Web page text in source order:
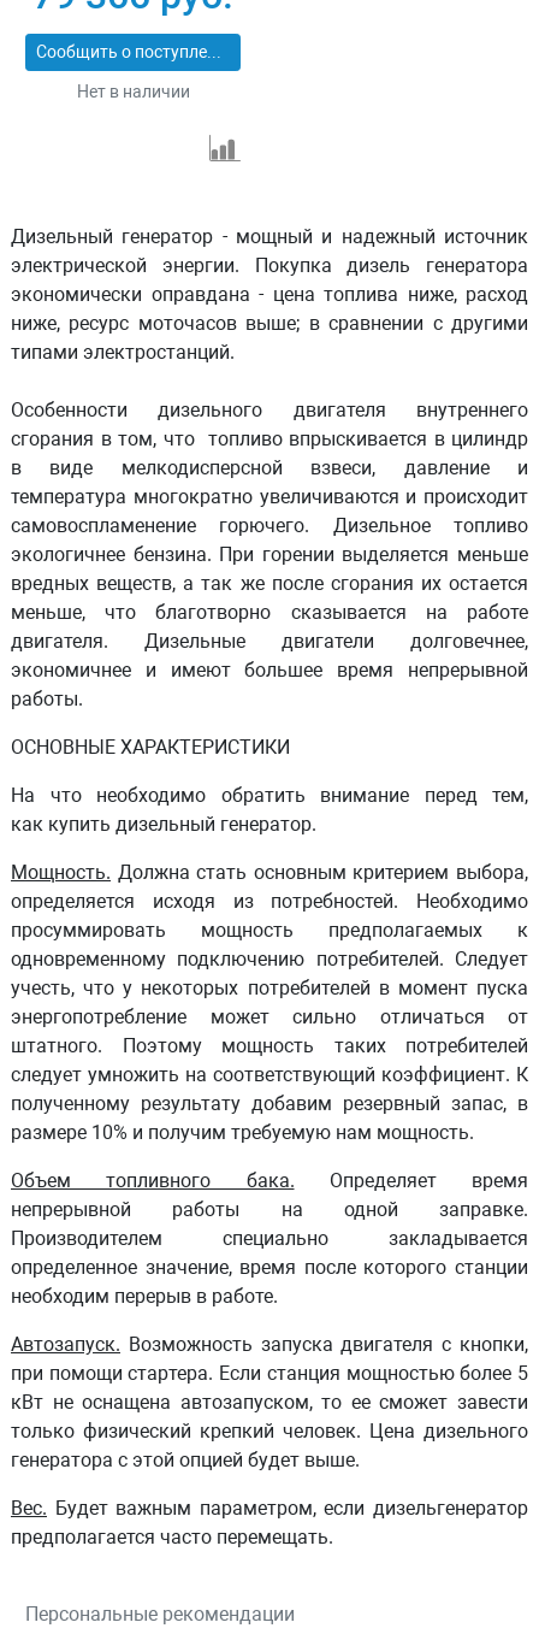
Сообщить о поступлении
Нет в наличии
Дизельный генератор - мощный и надежный источник
электрической энергии. Покупка дизель генератора
экономически оправдана - цена топлива ниже, расход
ниже, ресурс моточасов выше; в сравнении с другими
типами электростанций.
Особенности дизельного двигателя внутреннего
сгорания в том, что топливо впрыскивается в цилиндр
в виде мелкодисперсной взвеси, давление и
температура многократно увеличиваются и происходит
самовоспламенение горючего. Дизельное топливо
экологичнее бензина. При горении выделяется меньше
вредных веществ, а так же после сгорания их остается
меньше, что благотворно сказывается на работе
двигателя. Дизельные двигатели долговечнее,
экономичнее и имеют большее время непрерывной
работы.
ОСНОВНЫЕ ХАРАКТЕРИСТИКИ
На что необходимо обратить внимание перед тем,
как купить дизельный генератор.
Мощность. Должна стать основным критерием выбора,
определяется исходя из потребностей. Необходимо
просуммировать мощность предполагаемых к
одновременному подключению потребителей. Следует
учесть, что у некоторых потребителей в момент пуска
энергопотребление может сильно отличаться от
штатного. Поэтому мощность таких потребителей
следует умножить на соответствующий коэффициент. К
полученному результату добавим резервный запас, в
размере 10% и получим требуемую нам мощность.
Объем топливного бака. Определяет время
непрерывной работы на одной заправке.
Производителем специально закладывается
определенное значение, время после которого станции
необходим перерыв в работе.
Автозапуск. Возможность запуска двигателя с кнопки,
при помощи стартера. Если станция мощностью более 5
кВт не оснащена автозапуском, то ее сможет завести
только физический крепкий человек. Цена дизельного
генератора с этой опцией будет выше.
Вес. Будет важным параметром, если дизельгенератор
предполагается часто перемещать.
Персональные рекомендации